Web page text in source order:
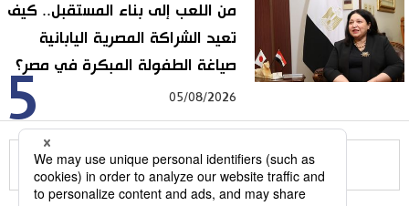
5
من اللعب إلى بناء المستقبل.. كيف
تعيد الشراكة المصرية اليابانية
صياغة الطفولة المبكرة في مصر؟
05/08/2026
للمزيد